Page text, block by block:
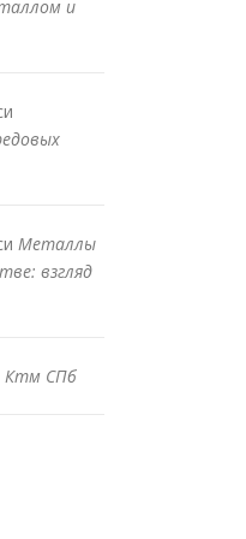
и
Металлы
взгляд
Ктм СПб